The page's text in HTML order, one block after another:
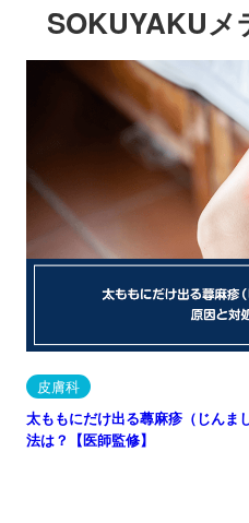
SOKUYAKU
皮膚科
太ももにだけ出る蕁麻疹（じんま
法は？【医師監修】